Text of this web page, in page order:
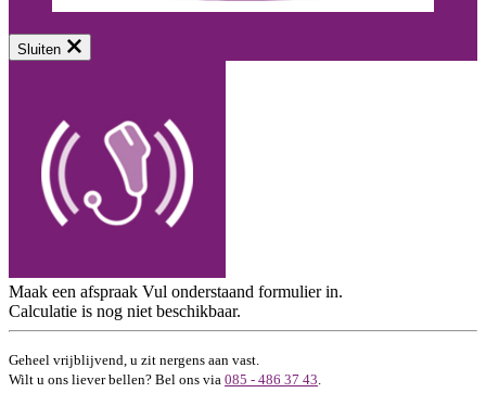
Sluiten
Maak een afspraak Vul onderstaand formulier in.
Calculatie is nog niet beschikbaar.
Geheel vrijblijvend, u zit nergens aan vast.
Wilt u ons liever bellen? Bel ons via 085 - 486 37 43.